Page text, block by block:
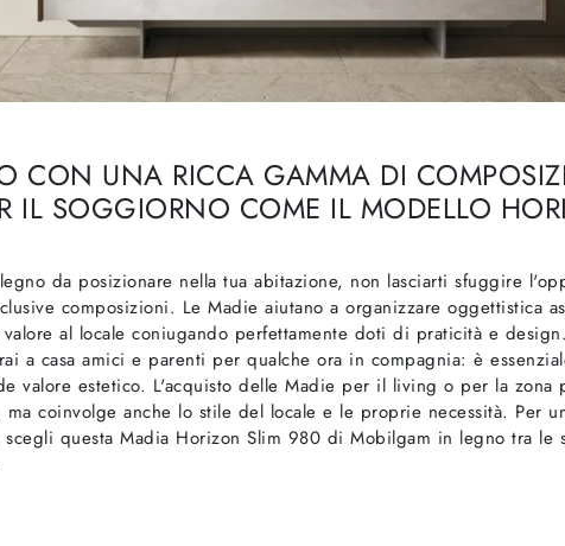
CON UNA RICCA GAMMA DI
IL SOGGIORNO COME IL MODELLO
da posizionare nella tua abitazione, non lasciarti sfuggire
composizioni. Le Madie aiutano a organizzare oggettistica
al locale coniugando perfettamente doti di praticità e
a casa amici e parenti per qualche ora in compagnia: è
valore estetico. L'acquisto delle Madie per il living o per la zona
coinvolge anche lo stile del locale e le proprie necessità. Per
questa Madia Horizon Slim 980 di Mobilgam in legno tra le